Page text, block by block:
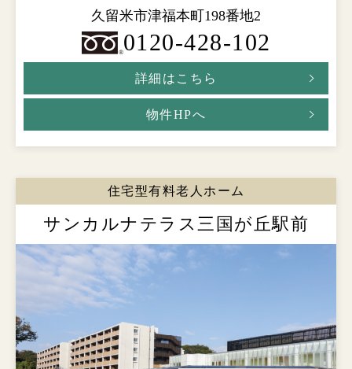
久留米市津福本町198番地2
0120-428-102
詳細はこちら
物件HPへ
住宅型有料老人ホーム
サンカルナテラス三国が丘駅前